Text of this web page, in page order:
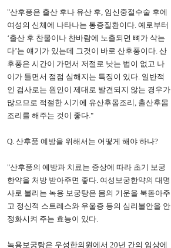
"산후풍은 출산 후나 유산 후, 임신중절수술 후에
여성의 신체에 나타나는 통증질환이다. 예로부터
‘출산 후 찬물이나 찬바람에 노출되면 뼈가 삭는
다’는 얘기가 있는데 그것이 바로 산후풍이다. 산
후풍은 시간이 가면서 저절로 낫는 법이 없고 나
이가 들면서 점점 심해지는 특징이 있다. 일반적
인 검사로는 원인이 제대로 발견되지 않는 경우가
많으므로 적절한 시기에 유산후몸조리, 출산후몸
조리를 해주는 것이 좋다."
Q. 산후풍 예방을 위해서는 어떻게 해야 하나?
"산후풍의 예방과 치료는 증상에 따라 초기 보궁
한약을 처방 받아주면 좋다. 여성보궁한약의 대명
사로 불리는 녹용 보궁탕은 몸의 기운을 북돋아주
고 정신적 스트레스와 우울증 등의 심리불안을 안
정화시켜 주는 효능이 있다.
녹용보궁탕은 우성한의원에서 20년 간의 임상에